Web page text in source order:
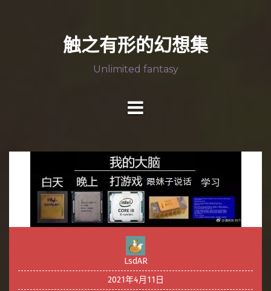
想我圾录
触之有形的幻想集
Unlimited fantasy
LsdAR
2021年4月11日